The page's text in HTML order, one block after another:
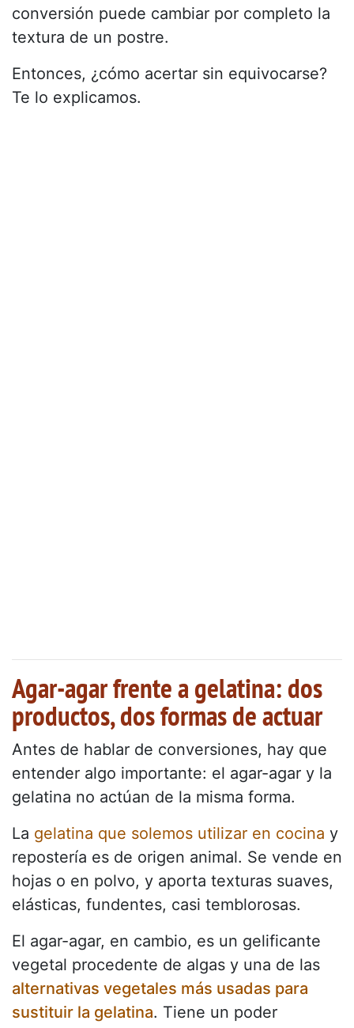
conversión puede cambiar por completo la
textura de un postre.
Entonces, ¿cómo acertar sin equivocarse?
Te lo explicamos.
Agar-agar frente a gelatina: dos
productos, dos formas de actuar
Antes de hablar de conversiones, hay que
entender algo importante: el agar-agar y la
gelatina no actúan de la misma forma.
La gelatina que solemos utilizar en cocina y
repostería es de origen animal. Se vende en
hojas o en polvo, y aporta texturas suaves,
elásticas, fundentes, casi temblorosas.
El agar-agar, en cambio, es un gelificante
vegetal procedente de algas y una de las
alternativas vegetales más usadas para
sustituir la gelatina. Tiene un poder